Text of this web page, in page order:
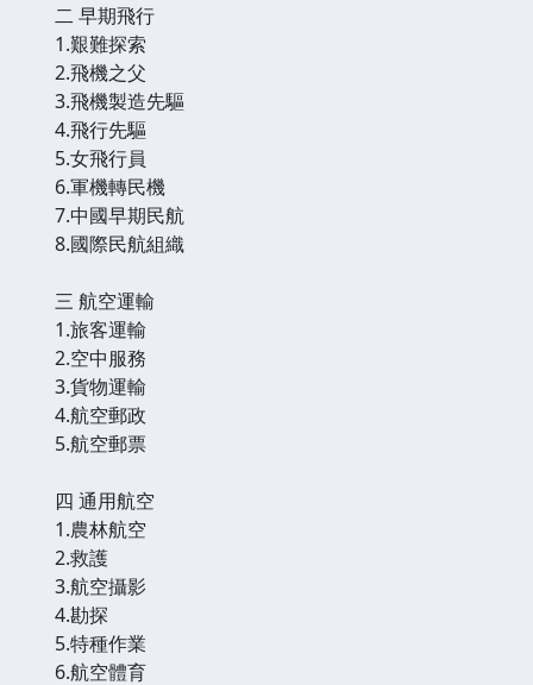
二 早期飛行
1.艱難探索
2.飛機之父
3.飛機製造先驅
4.飛行先驅
5.女飛行員
6.軍機轉民機
7.中國早期民航
8.國際民航組織
三 航空運輸
1.旅客運輸
2.空中服務
3.貨物運輸
4.航空郵政
5.航空郵票
四 通用航空
1.農林航空
2.救護
3.航空攝影
4.勘探
5.特種作業
6.航空體育